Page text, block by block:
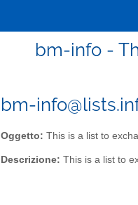
bm-info -
bm-
Oggetto: This is a list to
Descrizione: This is a list to